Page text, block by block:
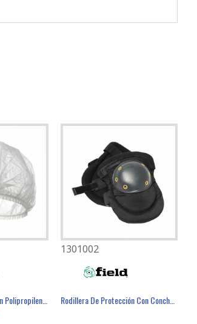
Paquete 100 Gorros En Polipropileno. - FIELD
1301002
Rodillera De Protección Con Concha - FIELD